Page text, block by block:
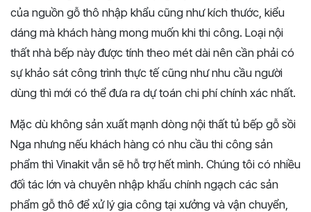
của nguồn gỗ thô nhập khẩu cũng như kích thước, kiểu
dáng mà khách hàng mong muốn khi thi công. Loại nội
thất nhà bếp này được tính theo mét dài nên cần phải có
sự khảo sát công trình thực tế cũng như nhu cầu người
dùng thì mới có thể đưa ra dự toán chi phí chính xác nhất.
Mặc dù không sản xuất mạnh dòng nội thất tủ bếp gỗ sồi
Nga nhưng nếu khách hàng có nhu cầu thi công sản
phẩm thì Vinakit vẫn sẽ hỗ trợ hết mình. Chúng tôi có nhiều
đối tác lớn và chuyên nhập khẩu chính ngạch các sản
phẩm gỗ thô để xử lý gia công tại xưởng và vận chuyển,